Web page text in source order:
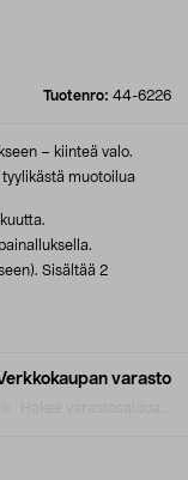
Tuotenro: 44-6226
varasto
– kiinteä valo.
muotoilua
Sisältää 2